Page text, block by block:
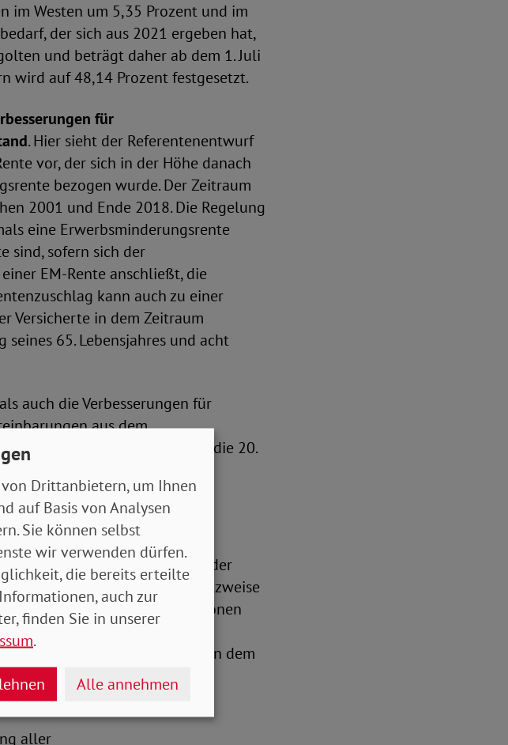
im Westen um 5,35 Prozent und im
der sich aus 2021 ergeben hat,
und beträgt daher ab dem 1. Juli
wird auf 48,14 Prozent festgesetzt.
für
. Hier sieht der Referentenentwurf
vor, der sich in der Höhe danach
bezogen wurde. Der Zeitraum
2001 und Ende 2018. Die Regelung
eine Erwerbsminderungsrente
sind, sofern sich der
EM-Rente anschließt, die
kann auch zu einer
Versicherte in dem Zeitraum
65. Lebensjahres und acht
auch die Verbesserungen für
aus dem
90/Die Grünen und FDP für die 20.
den sozialen Zusammenhalt der
aus Sicht des SoVD nur ansatzweise
für ca. drei Millionen
die insbesondere
sollen, deren Rente zwischen dem
hat. Für diese Renten sind
ab dem 1. Juli 2024
aller
Drittanbietern, um Ihnen
auf Basis von Analysen
Sie können selbst
wir verwenden dürfen.
die bereits erteilte
auch zur
finden Sie in unserer
.
Alle annehmen